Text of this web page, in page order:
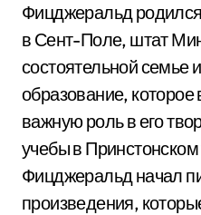
Фицджеральд родился
в Сент-Поле, штат
состоятельной семье
образование,
важную роль в его
учебы в Принстонском
Фицджеральд начал
произведения,